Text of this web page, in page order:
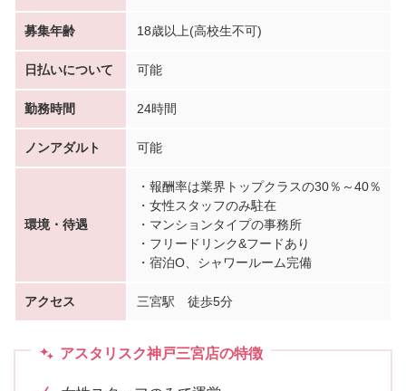
募集年齢 18歳以上(高校生不可)
日払いについて 可能
勤務時間 24時間
ノンアダルト 可能
環境・待遇
・報酬率は業界トップクラスの30％～40％
・女性スタッフのみ駐在
・マンションタイプの事務所
・フリードリンク&フードあり
・宿泊O、シャワールーム完備
アクセス 三宮駅 徒歩5分
アスタリスク神戸三宮店の特徴